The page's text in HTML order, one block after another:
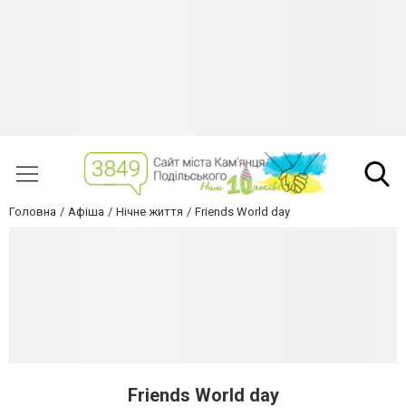
Головна Афіша Нічне життя Friends World day
Friends World day